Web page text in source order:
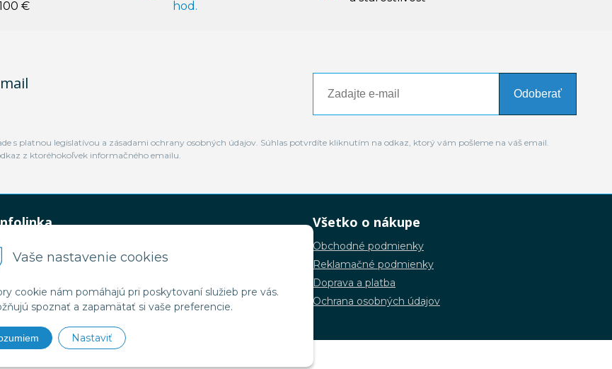
Vaše nastavenie cookies
cookie nám pomáhajú pri poskytovaní služieb pre vás.
spoznať a zapamätať si vaše preferencie.
Nastaviť
€
hod.
Odoberať
s platnou legislatívou a zásadami ochrany osobných údajov. Súhlas potvrdíte kliknutím na odkaz, ktorý vám pošleme na váš email.
z ktoréhokoľvek informačného emailu.
0948 449 364
predaj@jamtal.sk
Všetko o nákupe
Obchodné podmienky
Reklamačné podmienky
Doprava a platba
Ochrana osobných údajov